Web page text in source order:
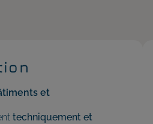
et
techniquement et